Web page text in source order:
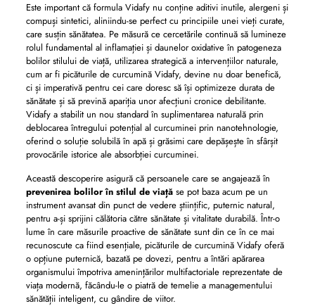
Este important că formula Vidafy nu conține aditivi inutile, alergeni și
compuși sintetici, aliniindu-se perfect cu principiile unei vieți curate,
care susțin sănătatea. Pe măsură ce cercetările continuă să lumineze
rolul fundamental al inflamației și daunelor oxidative în patogeneza
bolilor stilului de viață, utilizarea strategică a intervențiilor naturale,
cum ar fi picăturile de curcumină Vidafy, devine nu doar benefică,
ci și imperativă pentru cei care doresc să își optimizeze durata de
sănătate și să prevină apariția unor afecțiuni cronice debilitante.
Vidafy a stabilit un nou standard în suplimentarea naturală prin
deblocarea întregului potențial al curcuminei prin nanotehnologie,
oferind o soluție solubilă în apă și grăsimi care depășește în sfârșit
provocările istorice ale absorbției curcuminei.
Această descoperire asigură că persoanele care se angajează în
prevenirea bolilor în stilul de viațăse pot baza acum pe un
instrument avansat din punct de vedere științific, puternic natural,
pentru a-și sprijini călătoria către sănătate și vitalitate durabilă. Într-o
lume în care măsurile proactive de sănătate sunt din ce în ce mai
recunoscute ca fiind esențiale, picăturile de curcumină Vidafy oferă
o opțiune puternică, bazată pe dovezi, pentru a întări apărarea
organismului împotriva amenințărilor multifactoriale reprezentate de
viața modernă, făcându-le o piatră de temelie a managementului
sănătății inteligent, cu gândire de viitor.